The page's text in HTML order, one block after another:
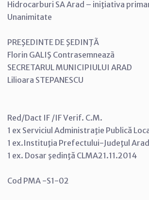
Hidrocarburi SA Arad – iniţiativa
Unanimitate
PREŞEDINTE DE ŞEDINŢÃ
Florin GALIŞ Contrasemneazã
SECRETARUL MUNICIPIULUI ARAD
Lilioara STEPANESCU
Red/Dact IF /IF Verif. C.M.
1 ex Serviciul Administraţie Publică
1 ex.Instituţia Prefectului-Judeţul Arad
1 ex. Dosar şedinţă CLMA21.11.2014
Cod PMA -S1-02